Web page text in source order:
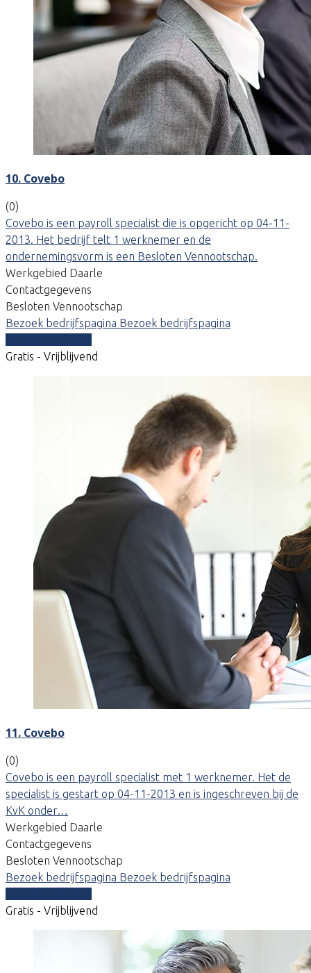
10. Covebo
(0)
Covebo is een payroll specialist die is opgericht op 04-11-
2013. Het bedrijf telt 1 werknemer en de
ondernemingsvorm is een Besloten Vennootschap.
Werkgebied Daarle
Contactgegevens
Besloten Vennootschap
Bezoek bedrijfspagina Bezoek bedrijfspagina
Gratis - Vrijblijvend
11. Covebo
(0)
Covebo is een payroll specialist met 1 werknemer. Het de
specialist is gestart op 04-11-2013 en is ingeschreven bij de
KvK onder…
Werkgebied Daarle
Contactgegevens
Besloten Vennootschap
Bezoek bedrijfspagina Bezoek bedrijfspagina
Gratis - Vrijblijvend